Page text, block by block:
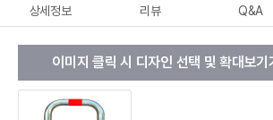
상세정보 리뷰 Q&A
이미지 클릭 시 디자인 선택 및 확대보기